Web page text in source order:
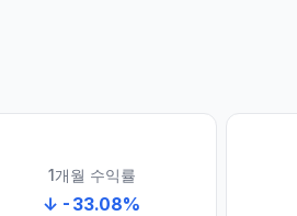
1개월 수익률
↓ -33.08%